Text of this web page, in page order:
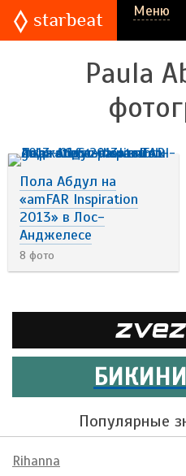
Меню
Paula
Пола Абдул на
«amFAR Inspiration
2013» в Лос-
Анджелесе
8 фото
Популярные
Rihanna